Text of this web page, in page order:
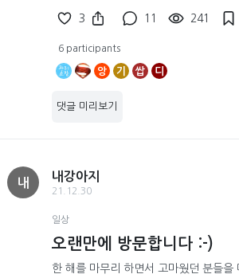
3 11 241
6 participants
앙 기 쌉 디
댓글 미리보기
내
내강아지
21.12.30
일상
오랜만에 방문합니다 :-)
한 해를 마무리 하면서 고마웠던 분들을